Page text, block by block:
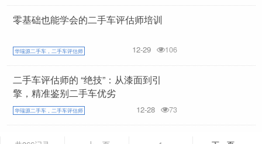
零基础也能学会的二手车评估师培训
华瑞源二手车，二手车评估师 106
12-29
二手车评估师的 “绝技”：从漆面到引
擎，精准鉴别二手车优劣
华瑞源二手车，二手车评估师 73
12-28